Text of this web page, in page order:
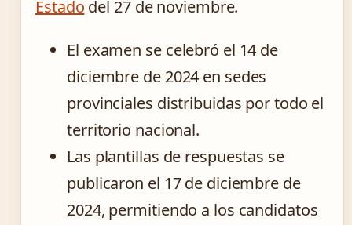
Estado del 27 de noviembre.
El examen se celebró el 14 de
diciembre de 2024 en sedes
provinciales distribuidas por todo el
territorio nacional.
Las plantillas de respuestas se
publicaron el 17 de diciembre de
2024, permitiendo a los candidatos